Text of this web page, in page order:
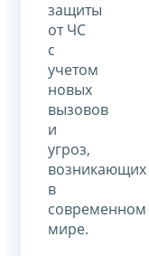
защиты
от ЧС
с
учетом
новых
вызовов
и
угроз,
возникающих
в
современном
мире.